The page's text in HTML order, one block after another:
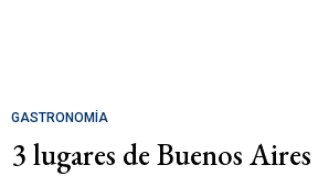
GASTRONOMÍA
3 lugares de Buenos